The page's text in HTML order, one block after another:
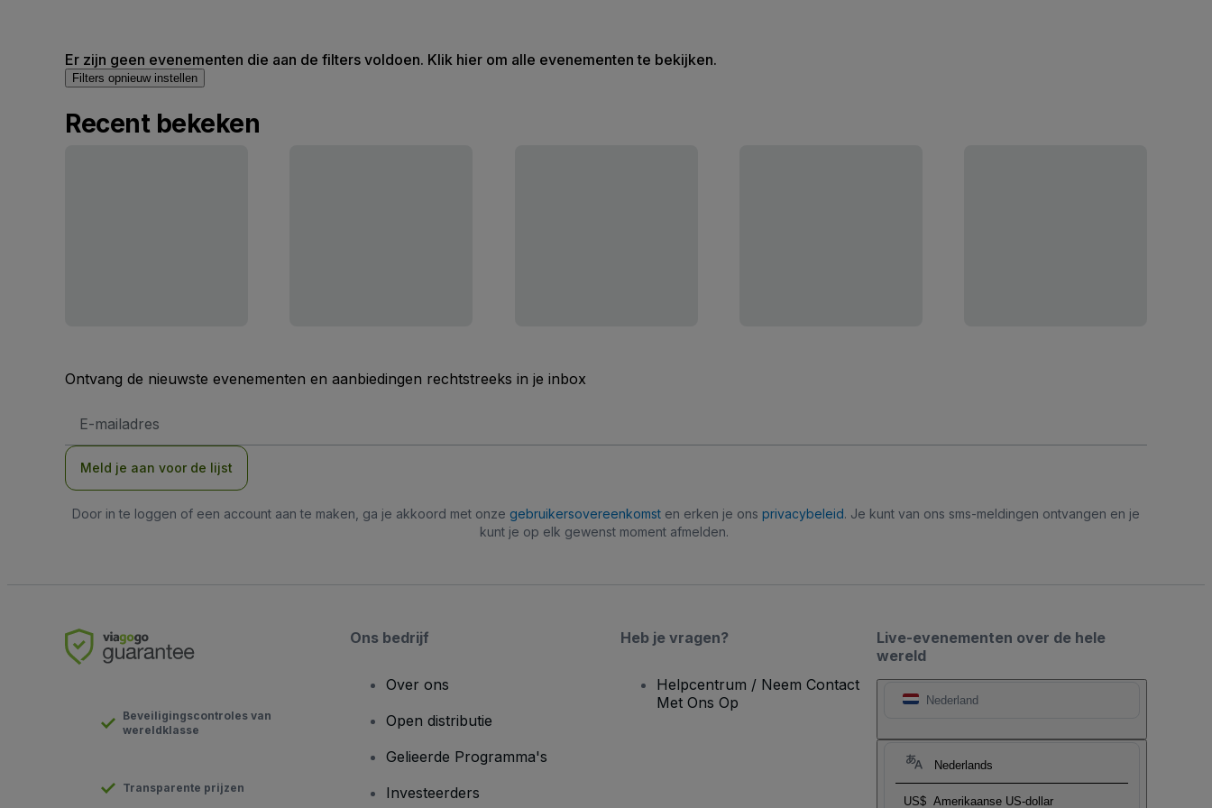
Er zijn geen evenementen die aan de filters voldoen. Klik hier om alle evenementen te bekijken.
Filters opnieuw instellen
Recent bekeken
Ontvang de nieuwste evenementen en aanbiedingen rechtstreeks in je inbox
mailadres
Meld je aan voor de lijst
Door in te loggen of een account aan te maken, ga je akkoord met onze gebruikersovereenkomst en erken je ons privacybeleid. Je kunt van ons sms-meldingen ontvangen en je
kunt je op elk gewenst moment afmelden.
Live-evenementen over de hele
wereld
Nederland
Nederlands
US$ Amerikaanse US-dollar
Beveiligingscontroles van
wereldklasse
Transparente prijzen
Ons bedrijf
Over ons
Open distributie
Gelieerde Programma's
Investeerders
Heb je vragen?
Helpcentrum / Neem Contact
Met Ons Op